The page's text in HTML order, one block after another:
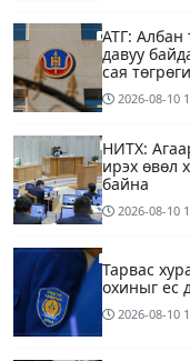
АТГ: Албан
давуу
сая
прокурорт
2026-08-10
НИТХ:
ирэх өвөл
байна
2026-08-10
Тарвас
охиныг ес
2026-08-10